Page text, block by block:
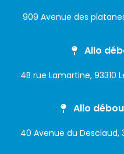
909 Avenue des
Allo
4B rue Lamartine, 93310
Allo
40 Avenue du Desclaud,